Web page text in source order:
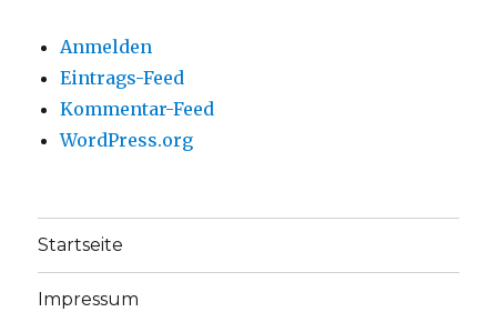
Anmelden
Eintrags-Feed
Kommentar-Feed
WordPress.org
Startseite
Impressum